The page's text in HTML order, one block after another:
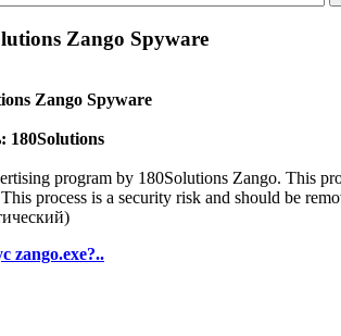
Zango Spyware
Zango Spyware
180Solutions
program by 180Solutions Zango. This
process is a security risk and should be
zango.exe?..